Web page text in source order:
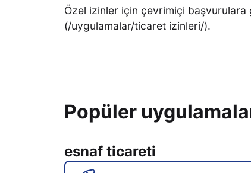
Özel izinler için çevrimiçi
(/uygulamalar/ticaret izinleri/).
Popüler
esnaf ticareti